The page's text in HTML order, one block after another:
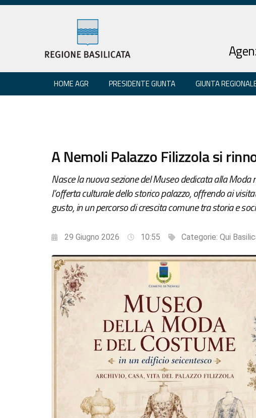
HOME AGR PRESIDENTE GIUNTA GIUNTA
A Nemoli Palazzo Filizzola si
Nasce la nuova sezione del Museo dedicata alla
l’offerta culturale dello storico palazzo, offrendo ai
gusto, in un percorso di crescita comune tra storia e
29 Giugno 2026 10:55 Categorie: Qui